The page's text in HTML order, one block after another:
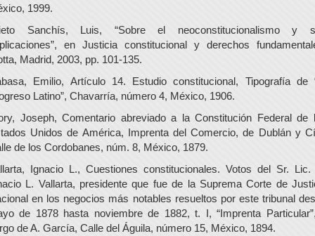
1999.
Sanchís, Luis, “Sobre el neoconstitucionalismo y
en Justicia constitucional y derechos
Madrid, 2003, pp. 101-135.
Emilio, Artículo 14. Estudio constitucional, Tipografía de
Latino”, Chavarría, número 4, México, 1906.
Joseph, Comentario abreviado a la Constitución Federal de
Unidos de América, Imprenta del Comercio, de Dublán y
de los Cordobanes, núm. 8, México, 1879.
Ignacio L., Cuestiones constitucionales. Votos del Sr. Lic.
L. Vallarta, presidente que fue de la Suprema Corte de
en los negocios más notables resueltos por este tribunal
de 1878 hasta noviembre de 1882, t. I, “Imprenta
de A. García, Calle del Águila, número 15, México, 1894.